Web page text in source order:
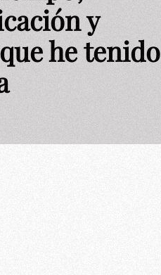
y
he tenido